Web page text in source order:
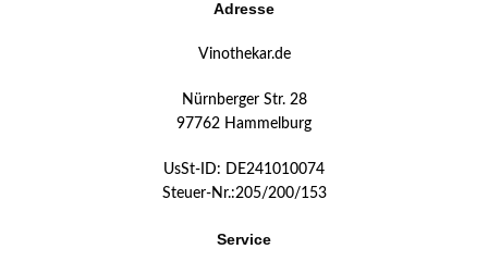
Adresse
Vinothekar.de
Nürnberger Str. 28
97762 Hammelburg
UsSt-ID: DE241010074
Steuer-Nr.:205/200/153
Service